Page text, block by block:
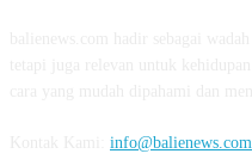
info@balienews.com